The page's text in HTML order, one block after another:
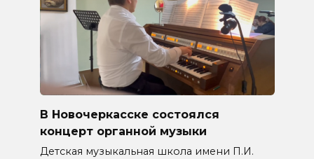
В Новочеркасске состоялся
концерт органной музыки
Детская музыкальная школа имени П.И.